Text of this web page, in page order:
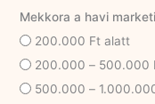
Mekkora a havi
200.000 Ft alatt
200.000 – 500.000
500.000 –